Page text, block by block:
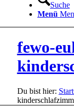
Suche
Menü
fewo-
Du bist hier: